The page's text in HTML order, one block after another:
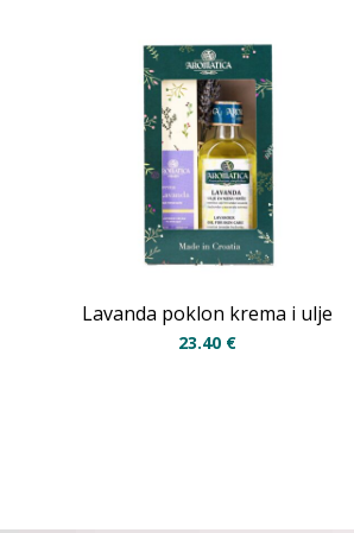
Lavanda poklon krema i ulje
23.40 €